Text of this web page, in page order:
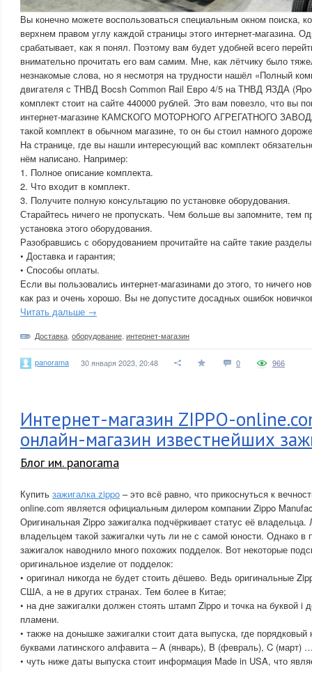
Вы конечно можете воспользоваться специальным окном поиска,
верхнем правом углу каждой страницы этого интернет-магазина.
срабатывает, как я понял. Поэтому вам будет удобней всего
внимательно прочитать его вам самим. Мне, как лётчику было
незнакомые слова, но я несмотря на трудности нашёл «Полный
двигателя с ТНВД Bocsh Common Rail Евро 4/5 на ТНВД ЯЗДА
комплект стоит на сайте 440000 рублей. Это вам повезло, что вы
интернет-магазине КАМСКОГО МОТОРНОГО АГРЕГАТНОГО
такой комплект в обычном магазине, то он бы стоил намного
На странице, где вы нашли интересующий вас комплект
нём написано. Например:
1. Полное описание комплекта.
2. Что входит в комплект.
3. Получите полную консультацию по установке оборудования.
Старайтесь ничего не пропускать. Чем больше вы запомните, тем
установка этого оборудования.
Разобравшись с оборудованием прочитайте на сайте такие
• Доставка и гарантия;
• Способы оплаты.
Если вы пользовались интернет-магазинами до этого, то ничего
как раз и очень хорошо. Вы не допустите досадных ошибок
Читать дальше →
Доставка оборудование интернет-магазин
panorama 30 января 2023, 20:48 0 966
Интернет-магазин ZIPPO-
онлайн-магазин известнейших
Блог им. panorama
Купить зажигалка zippo – это всё равно, что прикоснуться к
online.com является официальным дилером компании Zippo
Оригинальная Zippo зажигалка подчёркивает статус её
владельцем такой зажигалки чуть ли не с самой юности. Однако в
зажигалок наводнило много похожих подделок. Вот некоторые
оригинальное изделие от подделок:
• оригинал никогда не будет стоить дёшево. Ведь оригинальные
США, а не в других странах. Тем более в Китае;
• на дне зажигалки должен стоять штамп Zippo и точка на буквой i
пламени.
• также на донышке зажигалки стоит дата выпуска, где
буквами латинского алфавита – A (январь), B (февраль), C (март)
• чуть ниже даты выпуска стоит информация Made in USA, что